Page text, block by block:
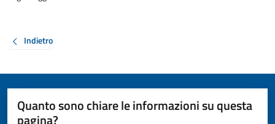
Indietro
Quanto sono chiare le informazioni su questa
pagina?